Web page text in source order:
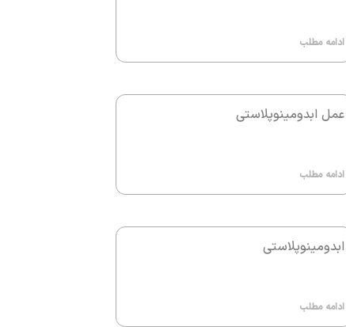
ادامه مطلب
عمل ابدومینوپلاستی
ادامه مطلب
ابدومینوپلاستی
ادامه مطلب